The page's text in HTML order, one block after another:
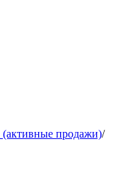
(активные продажи)/